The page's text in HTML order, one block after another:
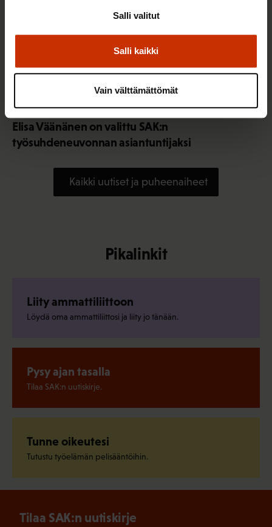
Salli kaikki
Salli valitut
Vain välttämättömät
3.8.2026 10:05
Elisa Väänänen on valittu SAK:n
työsuhdeneuvonnan asiantuntijaksi
Kaikki uutiset ja puheenaiheet
Pikalinkit
Liity ammattiliittoon
Löydä oma ammattiliittosi ja liity jo tänään.
Pysy ajan tasalla
Tilaa SAK:n uutiskirje.
Tunne oikeutesi
Tutustu työelämän pelisääntöihin.
Tilaa SAK:n uutiskirje